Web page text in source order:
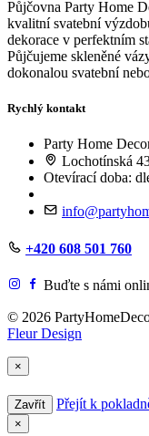
Půjčovna Party Home
kvalitní svatební
dekorace v perfektním
Půjčujeme skleněné
dokonalou svatební
Rychlý kontakt
Party Home
Lochotínská
Otevírací doba:
+420 608 501 760
Buďte s námi
© 2026
Fleur Design
×
Zavřít Přejít k
×